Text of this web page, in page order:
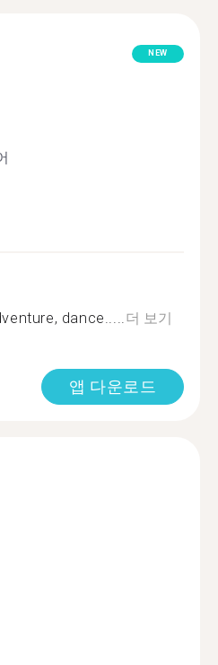
NEW
dance.....더 보기
앱 다운로드